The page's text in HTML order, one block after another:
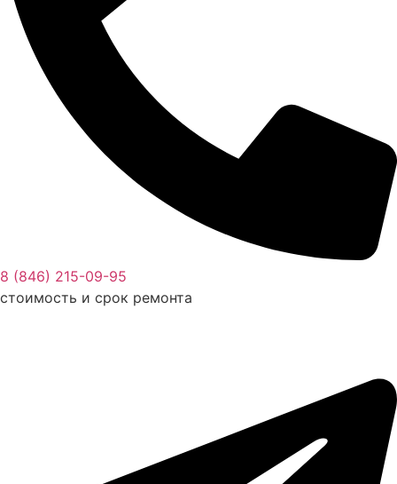
8 (846) 215-09-95
стоимость и срок ремонта